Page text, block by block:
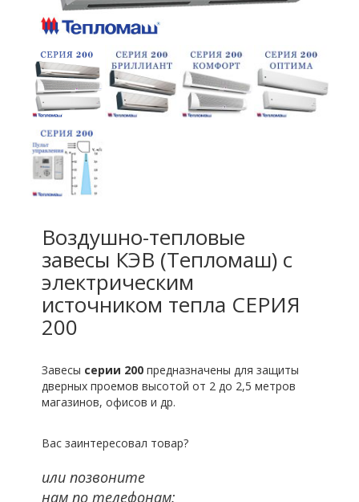
Воздушно-тепловые
завесы КЭВ (Тепломаш) с
электрическим
источником тепла СЕРИЯ
200
Завесы серии 200 предназначены для защиты
дверных проемов высотой от 2 до 2,5 метров
магазинов, офисов и др.
Вас заинтересовал товар?
или позвоните
нам по телефонам: